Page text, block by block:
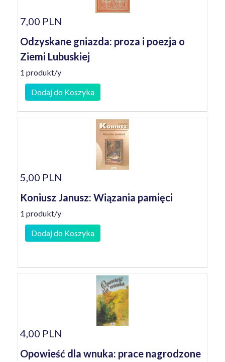
7,00 PLN
Odzyskane gniazda: proza i poezja o
Ziemi Lubuskiej
1 produkt/y
Dodaj do Koszyka
5,00 PLN
Koniusz Janusz: Wiązania pamięci
1 produkt/y
Dodaj do Koszyka
4,00 PLN
Opowieść dla wnuka: prace nagrodzone